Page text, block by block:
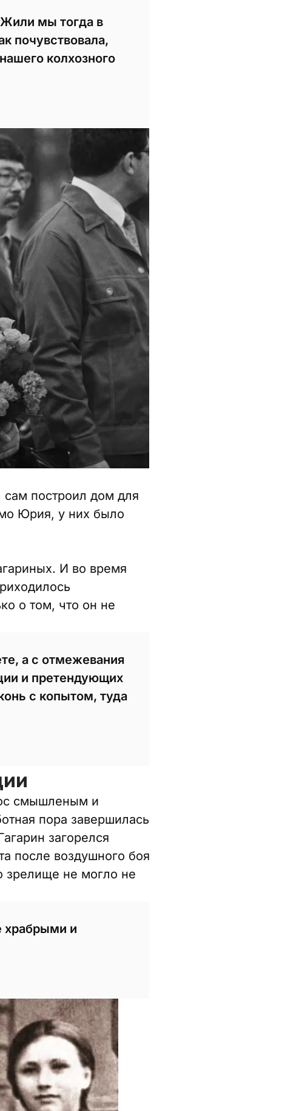
мы тогда в
почувствовала,
колхозного
сам построил дом для
Юрия, у них было
И во время
о том, что он не
а с отмежевания
и претендующих
с копытом, туда
смышленым и
пора завершилась
загорелся
после воздушного боя
зрелище не могло не
храбрыми и